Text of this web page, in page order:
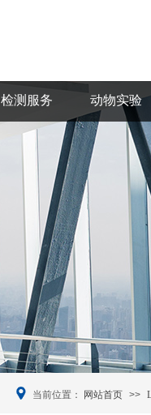
检测服务 动物实验
网站首页 >>
当前位置：